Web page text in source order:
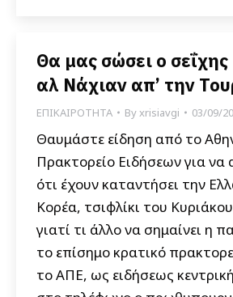
Θα μας σώσει ο
αλ Νάχιαν απ’ την
ΕΠΙΚΑΙΡΟΤΗΤΑ Byxrisiavgi 03/09/
Θαυμάστε είδηση από το
Πρακτορείο Ειδήσεων για να
ότι έχουν καταντήσει την
Κορέα, τσιφλίκι του
γιατί τι άλλο να σημαίνει η
το επίσημο κρατικό
το ΑΠΕ, ως ειδήσεως